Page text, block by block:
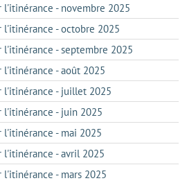
l'itinérance - novembre 2025
l'itinérance - octobre 2025
l'itinérance - septembre 2025
l'itinérance - août 2025
l'itinérance - juillet 2025
l'itinérance - juin 2025
l'itinérance - mai 2025
l'itinérance - avril 2025
l'itinérance - mars 2025